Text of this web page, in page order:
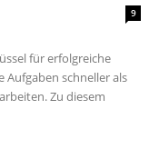
9
für erfolgreiche
Aufgaben schneller als
Zu diesem